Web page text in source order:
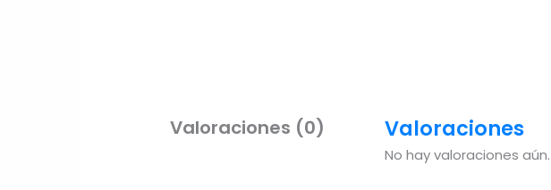
Valoraciones (0) Valoraciones
No hay valoraciones aún.